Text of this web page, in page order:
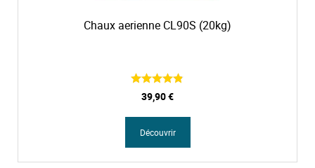
Chaux aerienne CL90S (20kg)
39,90 €
Découvrir